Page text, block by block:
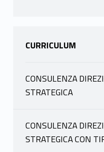
CURRICULUM
CONSULENZA
STRATEGICA
DI BITONTO
CONSULENZA
STRATEGICA CON